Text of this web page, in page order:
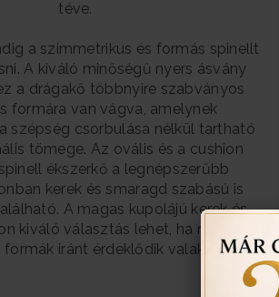
téve.
a szimmetrikus és formás spinellt
A kiváló minőségű nyers ásvány
a drágakő többnyire szabványos
formára van vágva, amelynek
szépség csorbulása nélkül tartható
tömege. Az ovális és a cushion
ékszerkő a legnépszerűbb
kerek és smaragd szabású is
A magas kupolájú kerek és
kiváló választás lehet, ha nem a
iránt érdeklődik valaki.